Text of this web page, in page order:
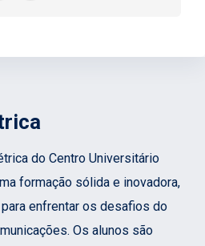
do Centro Universitário
formação sólida e inovadora,
enfrentar os desafios do
Os alunos são